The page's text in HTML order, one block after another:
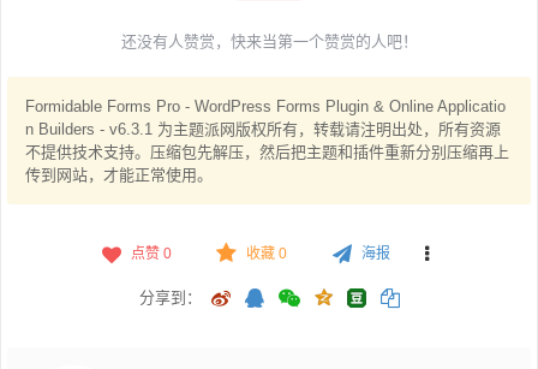
还没有人赞赏，快来当第一个赞赏的人吧！
Formidable Forms Pro - WordPress Forms Plugin & Online Applicatio
n Builders - v6.3.1 为主题派网版权所有，转载请注明出处，所有资源
不提供技术支持。压缩包先解压，然后把主题和插件重新分别压缩再上
传到网站，才能正常使用。
点赞 0 收藏 0 海报
分享到：